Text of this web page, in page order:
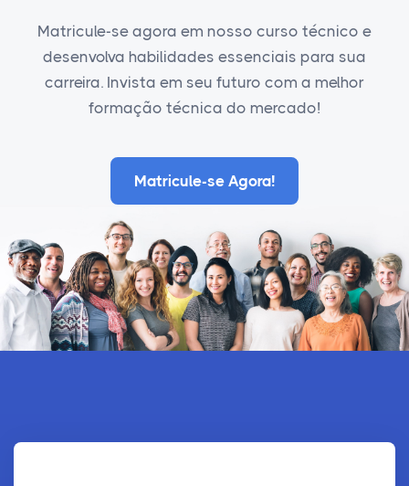
Matricule-se agora em nosso curso técnico e
desenvolva habilidades essenciais para sua
carreira. Invista em seu futuro com a melhor
formação técnica do mercado!
Matricule-se Agora!